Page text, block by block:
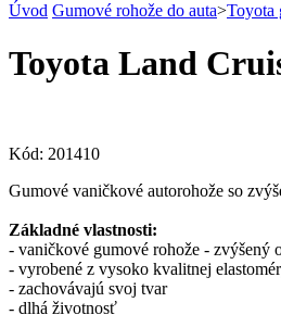
Úvod Gumové rohože do auta>Toyota
Toyota Land
Kód: 201410
Gumové vaničkové autorohože so
Základné vlastnosti:
- vaničkové gumové rohože - zvýšený
- vyrobené z vysoko kvalitnej
- zachovávajú svoj tvar
- dlhá životnosť